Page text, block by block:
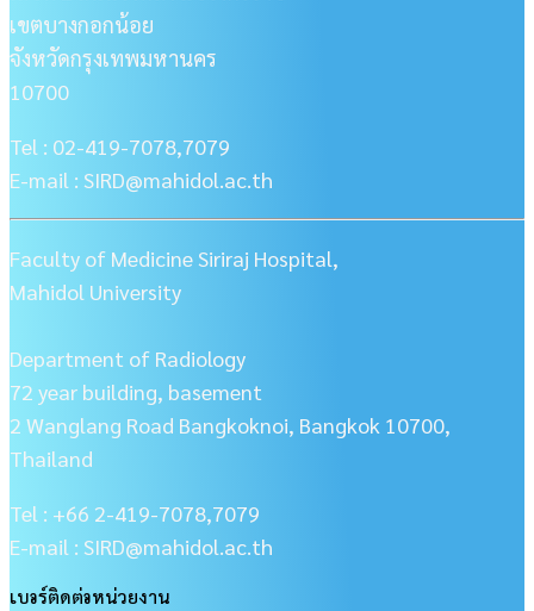
เขตบางกอกน้อย
จังหวัดกรุงเทพมหานคร
10700
Tel : 02-419-7078,7079
E-mail : SIRD@mahidol.ac.th
Faculty of Medicine Siriraj Hospital,
Mahidol University
Department of Radiology
72 year building, basement
2 Wanglang Road Bangkoknoi, Bangkok 10700,
Thailand
Tel : +66 2-419-7078,7079
E-mail : SIRD@mahidol.ac.th
เบอร์ติดต่อหน่วยงาน